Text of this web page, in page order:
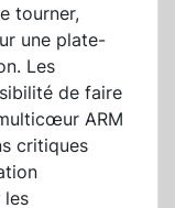
tourner,
une plate-
Les
de faire
ARM
critiques
les